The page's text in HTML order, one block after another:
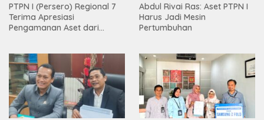
PTPN I (Persero) Regional 7
Terima Apresiasi
Pengamanan Aset dari
Abdul Rivai Ras: Aset PTPN I
Harus Jadi Mesin
Pertumbuhan